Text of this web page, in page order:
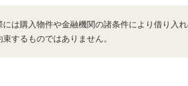
は購入物件や金融機関の諸条件により借り入
するものではありません。